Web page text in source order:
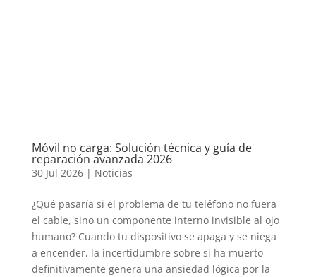
Móvil no carga: Solución técnica y guía de
reparación avanzada 2026
30 Jul 2026| Noticias
¿Qué pasaría si el problema de tu teléfono no fuera
el cable, sino un componente interno invisible al ojo
humano? Cuando tu dispositivo se apaga y se niega
a encender, la incertidumbre sobre si ha muerto
definitivamente genera una ansiedad lógica por la